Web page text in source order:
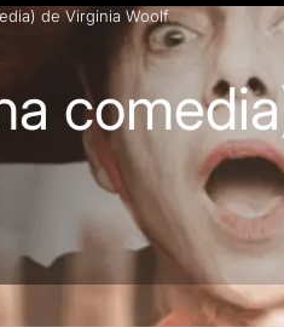
de Virginia Woolf